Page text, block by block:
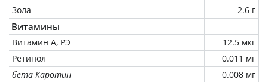
Зола
2.6 г
Витамины
Витамин А, РЭ
12.5 мкг
Ретинол
0.011 мг
бета Каротин
0.008 мг